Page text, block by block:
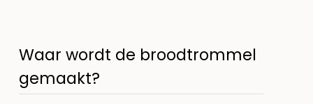
Waar wordt de broodtrommel
gemaakt?